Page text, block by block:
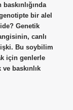
bir alel
Genetik
canlı
Bu soybilim
için genlerle
baskınlık